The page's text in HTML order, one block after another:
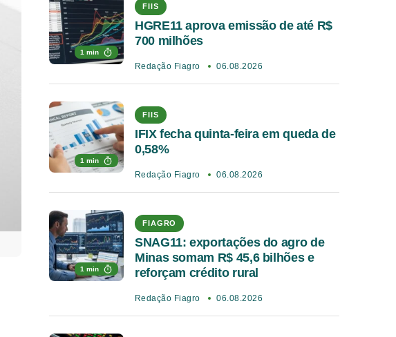
1 min
FIIS
HGRE11 aprova emissão de até R$
700 milhões
Redação Fiagro 06.08.2026
1 min
FIIS
IFIX fecha quinta-feira em queda de
0,58%
Redação Fiagro 06.08.2026
1 min
FIAGRO
SNAG11: exportações do agro de
Minas somam R$ 45,6 bilhões e
reforçam crédito rural
Redação Fiagro 06.08.2026